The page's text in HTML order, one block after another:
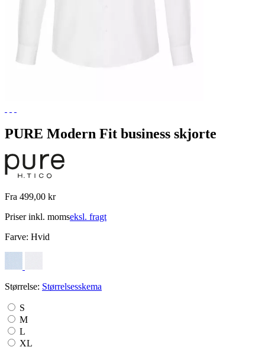
PURE Modern Fit business skjorte
Fra 499,00 kr
Priser inkl. momseksl. fragt
Farve: Hvid
Størrelse: Størrelsesskema
S
M
L
XL